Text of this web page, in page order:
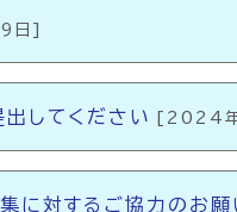
日]
してください [2024
に対するご協力のお願